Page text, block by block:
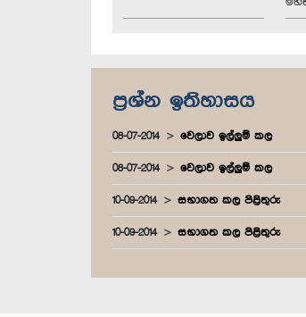
ප්‍රශ්න ඉතිහාසය
08-07-2014 වෙලාව ඉල්ලුම් කල
08-07-2014 වෙලාව ඉල්ලුම් කල
10-09-2014 සභාගත කල පිළිතුරු
10-09-2014 සභාගත කල පිළිතුරු